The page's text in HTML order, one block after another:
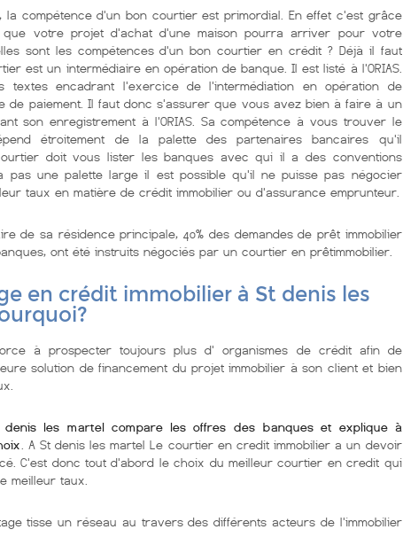
la compétence d'un bon courtier est primordial. En effet c'est grâce
votre projet d'achat d'une maison pourra arriver pour votre
sont les compétences d'un bon courtier en crédit ? Déjà il faut
est un intermédiaire en opération de banque. Il est listé à l'ORIAS.
textes encadrant l'exercice de l'intermédiation en opération de
de paiement. Il faut donc s'assurer que vous avez bien à faire à un
son enregistrement à l'ORIAS. Sa compétence à vous trouver le
étroitement de la palette des partenaires bancaires qu'il
doit vous lister les banques avec qui il a des conventions
pas une palette large il est possible qu'il ne puisse pas négocier
taux en matière de crédit immobilier ou d'assurance emprunteur.
de sa résidence principale, 40% des demandes de prêt immobilier
ont été instruits négociés par un courtier en prêtimmobilier.
en crédit immobilier à St denis les
à prospecter toujours plus d' organismes de crédit afin de
solution de financement du projet immobilier à son client et bien
les martel compare les offres des banques et explique à
. A St denis les martel Le courtier en credit immobilier a un devoir
C'est donc tout d'abord le choix du meilleur courtier en credit qui
meilleur taux.
tisse un réseau au travers des différents acteurs de l'immobilier